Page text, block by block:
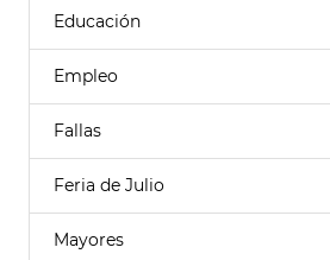
Educación
Empleo
Fallas
Feria de Julio
Mayores